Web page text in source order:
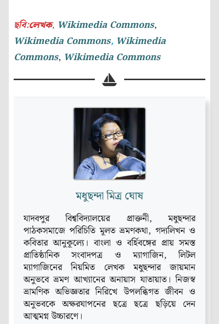
ছবি:লেখক, Wikimedia Commons,
Wikimedia Commons, Wikimedia
Commons, Wikimedia Commons
মধুছন্দা মিত্র ঘোষ
যাদবপুর বিশ্ববিদ্যালয়ের প্রাক্তনী, মধুছন্দার
পাঠকসমাজে পরিচিতি মূলত ভ্রমণকথা, গদ‍্যলিখন ও
কবিতার আনুকূল‍্যে। বাংলা ও বর্হিবঙ্গের প্রায় সমস্ত
প্রাতিষ্ঠানিক সংবাদপত্র ও ম‍্যাগাজিন, লিটল
ম‍্যাগাজিনের নিয়মিত লেখক মধুছন্দার জায়মান
অনুভবে ভ্রমণ আখ‍্যানের অনায়াস যাতায়াত। নিজস্ব
ভ্রামণিক অভিজ্ঞতার নিরিখে উপলব্ধিগত জীবন ও
অনুভবকে অক্ষরযাপনের ছত্রে ছত্রে ছড়িয়ে দেন
আত্মমগ্ন উচ্চারণে।